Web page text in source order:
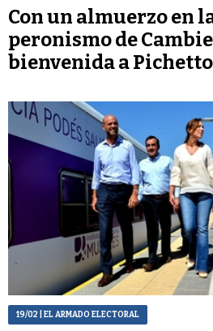
Con un almuerzo en
peronismo de
bienvenida a Pichetto
19/02 | EL ARMADO ELECTORAL